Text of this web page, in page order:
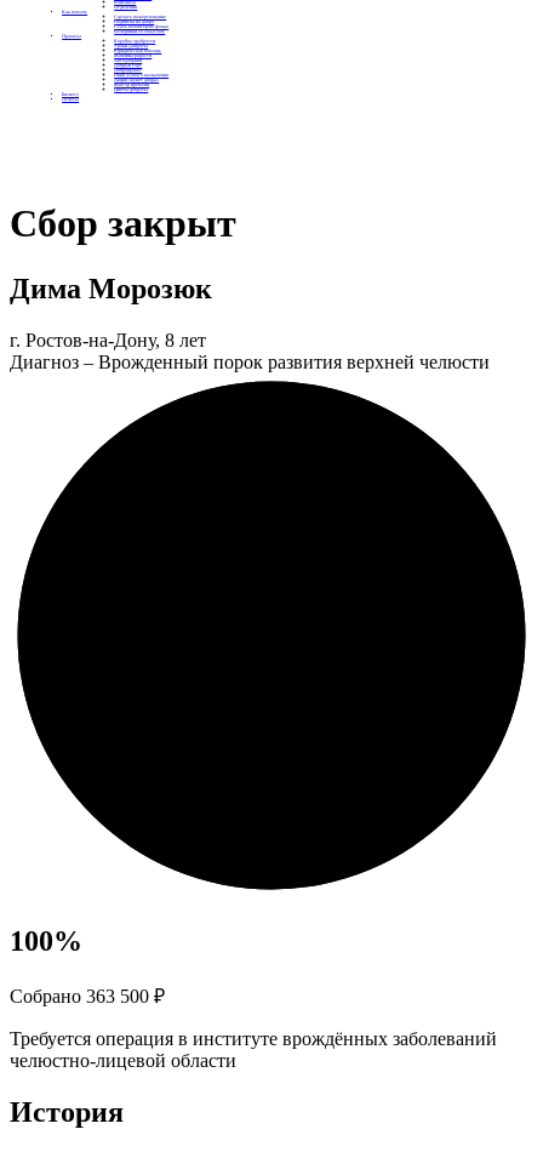
Контакты
Отделения
Как помочь
Сделать пожертвование
Подписка на добро
Стать волонтером фонда
Вечеринки со смыслом
Проекты
Коробка храбрости
Уроки Доброты
Юридическая помощь
Мамины радости
Автодобряки
Добрый торт
Добропробег
Няни особого назначения
Акция «Букет добра»
Фактор времени
Цветы доброты
Бизнесу
Отчеты
Сбор закрыт
Дима Морозюк
г. Ростов-на-Дону, 8 лет
Диагноз – Врожденный порок развития верхней челюсти
100%
Собрано 363 500 ₽
Требуется операция в институте врождённых заболеваний
челюстно-лицевой области
История